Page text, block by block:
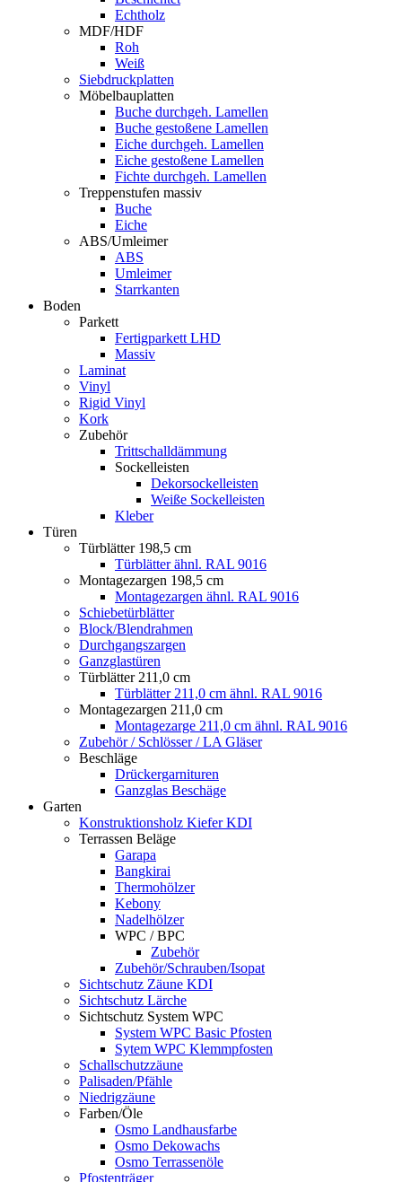
Echtholz
MDF/HDF
Roh
Weiß
Siebdruckplatten
Möbelbauplatten
Buche durchgeh. Lamellen
Buche gestoßene Lamellen
Eiche durchgeh. Lamellen
Eiche gestoßene Lamellen
Fichte durchgeh. Lamellen
Treppenstufen massiv
Buche
Eiche
ABS/Umleimer
ABS
Umleimer
Starrkanten
Boden
Parkett
Fertigparkett LHD
Massiv
Laminat
Vinyl
Rigid Vinyl
Kork
Zubehör
Trittschalldämmung
Sockelleisten
Dekorsockelleisten
Weiße Sockelleisten
Kleber
Türen
Türblätter 198,5 cm
Türblätter ähnl. RAL 9016
Montagezargen 198,5 cm
Montagezargen ähnl. RAL 9016
Schiebetürblätter
Block/Blendrahmen
Durchgangszargen
Ganzglastüren
Türblätter 211,0 cm
Türblätter 211,0 cm ähnl. RAL 9016
Montagezargen 211,0 cm
Montagezarge 211,0 cm ähnl. RAL 9016
Zubehör / Schlösser / LA Gläser
Beschläge
Drückergarnituren
Ganzglas Beschäge
Garten
Konstruktionsholz Kiefer KDI
Terrassen Beläge
Garapa
Bangkirai
Thermohölzer
Kebony
Nadelhölzer
WPC / BPC
Zubehör
Zubehör/Schrauben/Isopat
Sichtschutz Zäune KDI
Sichtschutz Lärche
Sichtschutz System WPC
System WPC Basic Pfosten
Sytem WPC Klemmpfosten
Schallschutzzäune
Palisaden/Pfähle
Niedrigzäune
Farben/Öle
Osmo Landhausfarbe
Osmo Dekowachs
Osmo Terrassenöle
Pfostenträger